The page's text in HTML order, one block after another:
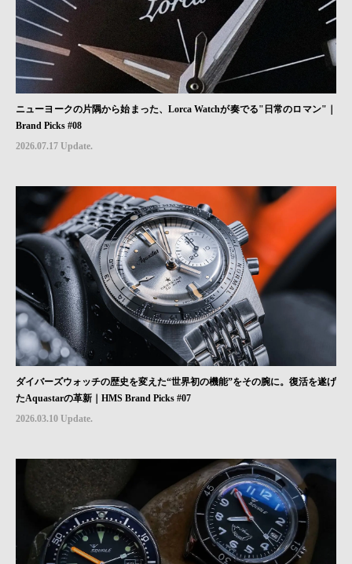
ニューヨークの片隅から始まった、Lorca Watchが奏でる"日常のロマン"｜
Brand Picks #08
2026.07.17 Update.
ダイバーズウォッチの歴史を変えた“世界初の機能”をその腕に。復活を遂げ
たAquastarの革新｜HMS Brand Picks #07
2026.03.10 Update.